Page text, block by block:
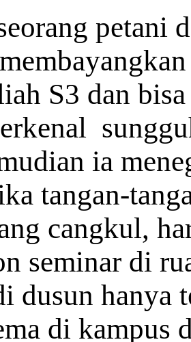
petani
S3 dan
ia
tangan-
cangkul,
seminar di
dusun hanya
di